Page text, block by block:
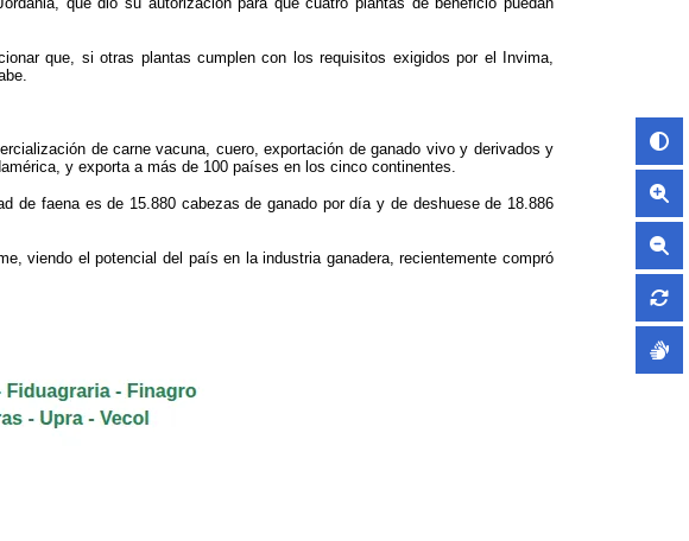
que, si otras plantas cumplen con los requisitos exigidos por el Invima,
de carne vacuna, cuero, exportación de ganado vivo y derivados y
y exporta a más de 100 países en los cinco continentes.
de faena es de 15.880 cabezas de ganado por día y de deshuese de 18.886
viendo el potencial del país en la industria ganadera, recientemente compró